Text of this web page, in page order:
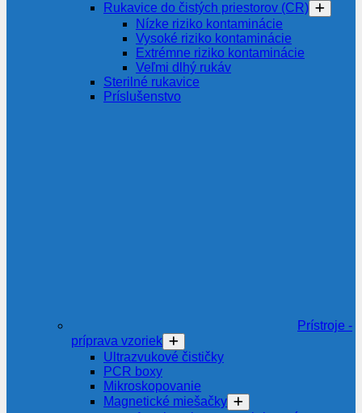
Rukavice do čistých priestorov (CR)
Nízke riziko kontaminácie
Vysoké riziko kontaminácie
Extrémne riziko kontaminácie
Veľmi dlhý rukáv
Sterilné rukavice
Príslušenstvo
Prístroje -
príprava vzoriek
Ultrazvukové čističky
PCR boxy
Mikroskopovanie
Magnetické miešačky